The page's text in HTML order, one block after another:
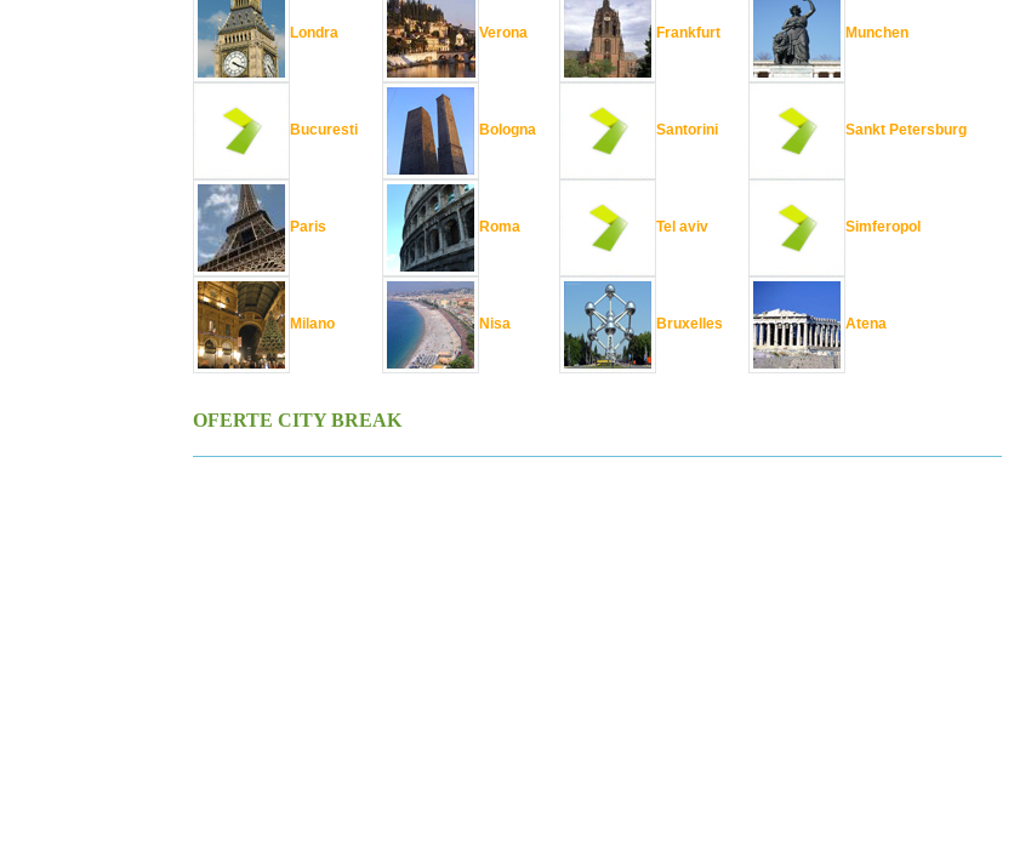
Londra
Bucuresti
Paris
Milano
Verona
Bologna
Roma
Nisa
Frankfurt
Santorini
Tel aviv
Bruxelles
Munchen
Sankt Petersburg
Simferopol
Atena
OFERTE CITY BREAK